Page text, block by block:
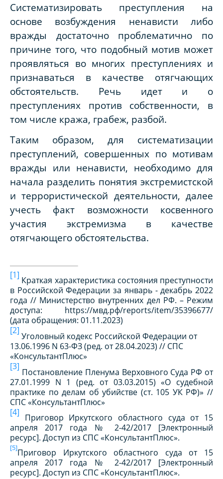
Систематизировать преступления на
основе возбуждения ненависти либо
вражды достаточно проблематично по
причине того, что подобный мотив может
проявляться во многих преступлениях и
признаваться в качестве отягчающих
обстоятельств. Речь идет и о
преступлениях против собственности, в
том числе кража, грабеж, разбой.
Таким образом, для систематизации
преступлений, совершенных по мотивам
вражды или ненависти, необходимо для
начала разделить понятия экстремистской
и террористической деятельности, далее
учесть факт возможности косвенного
участия экстремизма в качестве
отягчающего обстоятельства.
[1]
Краткая характеристика состояния преступности
в Российской Федерации за январь - декабрь 2022
года // Министерство внутренних дел РФ. – Режим
доступа: https://мвд.рф/reports/item/35396677/
(дата обращения: 01.11.2023)
[2]
Уголовный кодекс Российской Федерации от
13.06.1996 N 63-ФЗ (ред. от 28.04.2023) // СПС
«КонсультантПлюс»
[3]
Постановление Пленума Верховного Суда РФ от
27.01.1999 N 1 (ред. от 03.03.2015) «О судебной
практике по делам об убийстве (ст. 105 УК РФ)» //
СПС «КонсультантПлюс»
[4]
Приговор Иркутского областного суда от 15
апреля 2017 года № 2-42/2017 [Электронный
ресурс]. Доступ из СПС «КонсультантПлюс».
[5]Приговор Иркутского областного суда от 15
апреля 2017 года № 2-42/2017 [Электронный
ресурс]. Доступ из СПС «КонсультантПлюс».